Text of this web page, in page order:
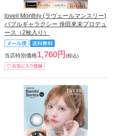
loveil Monthly (ラヴェールマンスリー)
バブルギャラクシー 倖田來未プロデュ
ース（2枚入り）
当店特別価格1,760円 (税込)